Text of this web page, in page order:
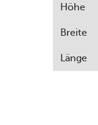
Höhe
Breite
Länge